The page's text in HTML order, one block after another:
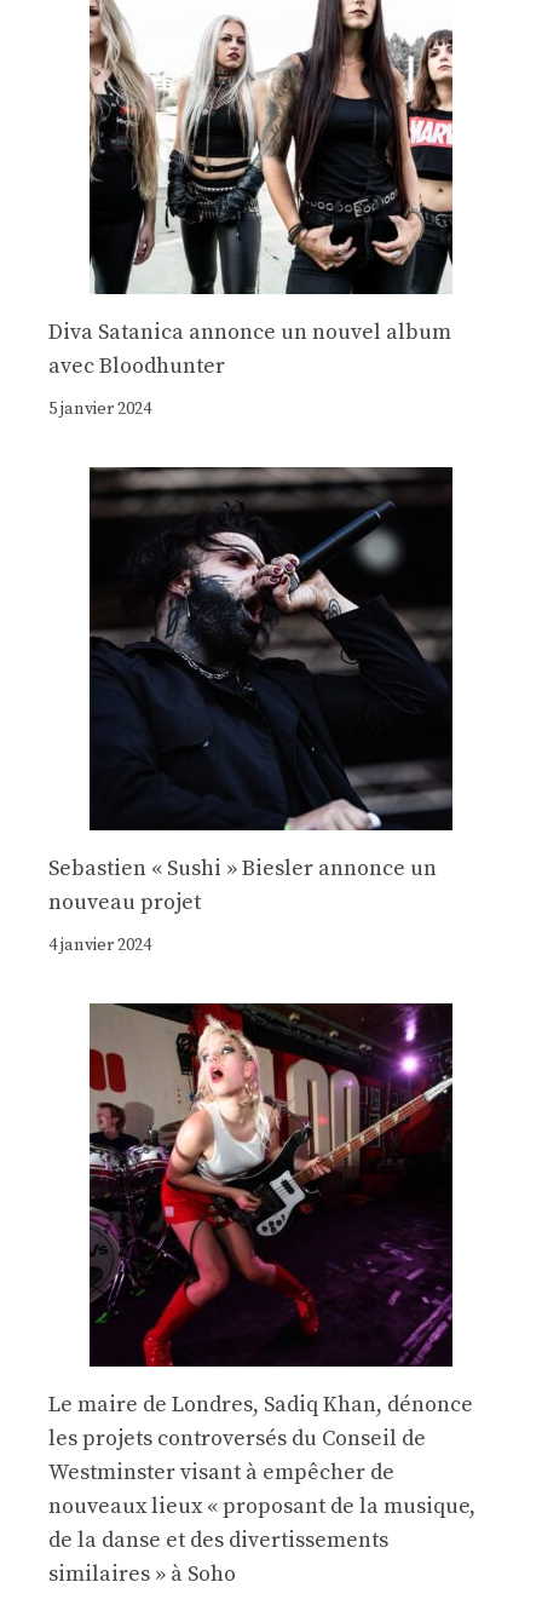
Diva Satanica annonce un nouvel album
avec Bloodhunter
5 janvier 2024
Sebastien « Sushi » Biesler annonce un
nouveau projet
4 janvier 2024
Le maire de Londres, Sadiq Khan, dénonce
les projets controversés du Conseil de
Westminster visant à empêcher de
nouveaux lieux « proposant de la musique,
de la danse et des divertissements
similaires » à Soho